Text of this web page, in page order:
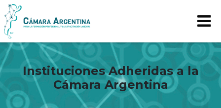
Instituciones Adheridas a la
Cámara Argentina